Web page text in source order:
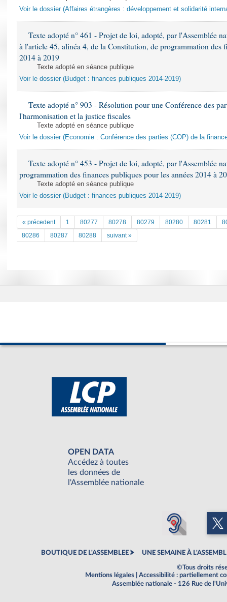
Voir le dossier (Affaires étrangères : développement et solidarité
Texte adopté n° 461 - Projet de loi, adopté, par l'Assemblée
à l'article 45, alinéa 4, de la Constitution, de programmation des
2014 à 2019
Texte adopté en séance publique
Voir le dossier (Budget : finances publiques 2014-2019)
Texte adopté n° 903 - Résolution pour une Conférence des
l'harmonisation et la justice fiscales
Texte adopté en séance publique
Voir le dossier (Economie : Conférence des parties (COP) de la
Texte adopté n° 453 - Projet de loi, adopté, par l'Assemblée
programmation des finances publiques pour les années 2014 à
Texte adopté en séance publique
Voir le dossier (Budget : finances publiques 2014-2019)
« précedent 1 80277 80278 80279 80280 80281
80286
80287 80288 suivant »
OPEN DATA
Accédez à toutes
les données de
l'Assemblée nationale
BOUTIQUE DE L'ASSEMBLEE UNE SEMAINE À
©Tous droits
Mentions légales
Accessibilité : partiellement
Assemblée nationale - 126 Rue de